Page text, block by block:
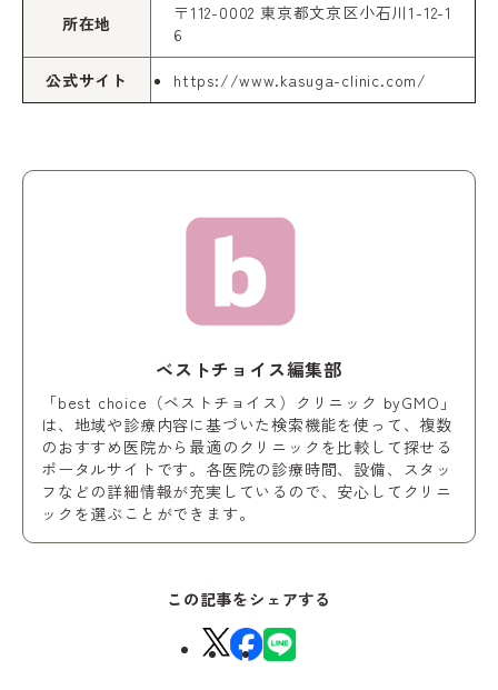
所在地
〒112-0002 東京都文京区小石川1-12-1
6
公式サイト https://www.kasuga-clinic.com/
ベストチョイス編集部
「best choice（ベストチョイス）クリニック byGMO」
は、地域や診療内容に基づいた検索機能を使って、複数
のおすすめ医院から最適のクリニックを比較して探せる
ポータルサイトです。各医院の診療時間、設備、スタッ
フなどの詳細情報が充実しているので、安心してクリニ
ックを選ぶことができます。
この記事をシェアする